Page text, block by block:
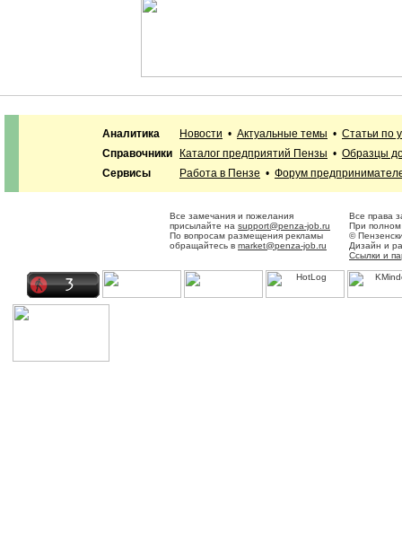
Аналитика Новости • Актуальные темы • Статьи по
Справочники
Каталог предприятий Пензы • Образцы
Сервисы
Работа в Пензе • Форум
Все замечания и пожелания
присылайте на support@penza-job.ru
По вопросам размещения рекламы
обращайтесь в market@penza-job.ru
Все права
При полном
©
Дизайн и
Ссылки и